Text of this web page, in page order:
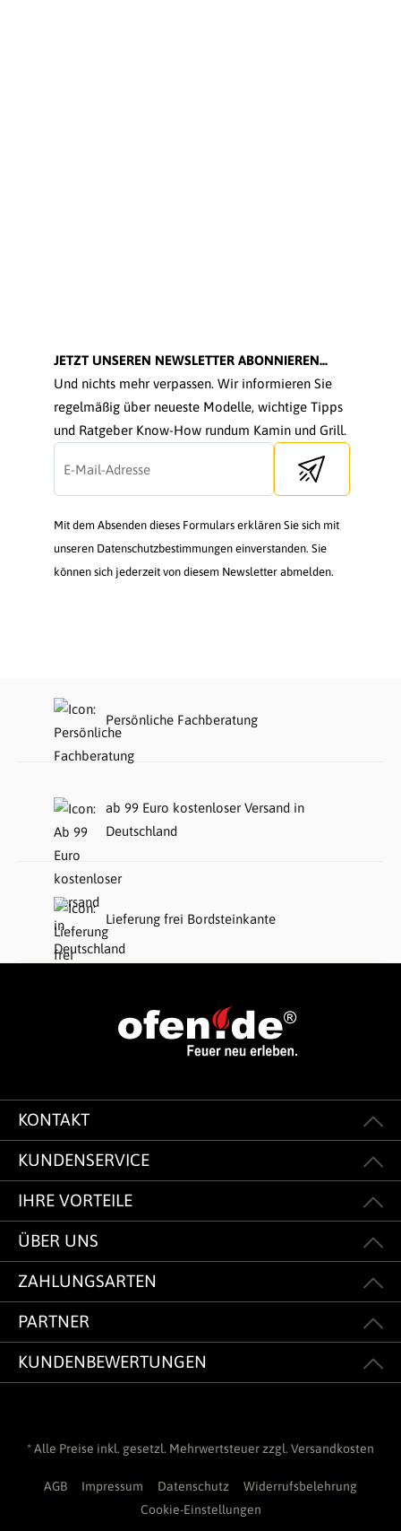
JETZT UNSEREN NEWSLETTER ABONNIEREN...
Und nichts mehr verpassen. Wir informieren Sie
regelmäßig über neueste Modelle, wichtige Tipps
und Ratgeber Know-How rundum Kamin und Grill.
Send newsletter
Mit dem Absenden dieses Formulars erklären Sie sich mit
unseren Datenschutzbestimmungen einverstanden. Sie
können sich jederzeit von diesem Newsletter abmelden.
Persönliche Fachberatung
ab 99 Euro kostenloser Versand in
Deutschland
Lieferung frei Bordsteinkante
KONTAKT
KUNDENSERVICE
IHRE VORTEILE
ÜBER UNS
ZAHLUNGSARTEN
PARTNER
KUNDENBEWERTUNGEN
* Alle Preise inkl. gesetzl. Mehrwertsteuer zzgl. Versandkosten
AGB Impressum Datenschutz
Widerrufsbelehrung
Cookie-Einstellungen